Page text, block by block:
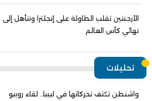
الأرجنتين تقلب الطاولة على إنجلترا وتتأهل إلى
نهائي كأس العالم
تحليلات
واشنطن تكثف تحركاتها في ليبيا.. لقاء روبيو